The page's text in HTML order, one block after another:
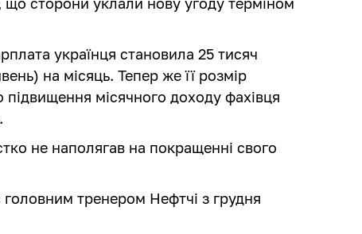
українця становила 25 тисяч
на місяць. Тепер же її розмір
місячного доходу фахівця
не наполягав на покращенні свого
тренером Нефтчі з грудня